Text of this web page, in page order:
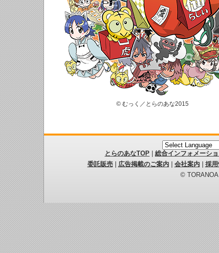
© むっく／とらのあな2015
とらのあなTOP
総合インフォメーシ
委託販売| 広告掲載のご案内| 会社案内| 採
©